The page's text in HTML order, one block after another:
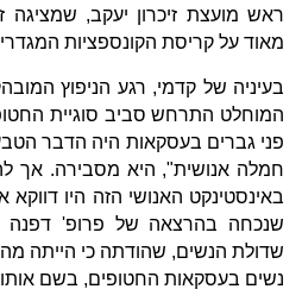
ראש מועצת זיכרון יעקב, שמציגה
מאוד על קריסת הקונספציות
בעיניה של קדמי, רגע הניפוץ
המוחלט התרחש סביב סוגיית
פני גברים בעסקאות היה הדבר
חמלה אנושית", היא מסבירה. אך
באינסטינקט האנושי הזה היו
שנכחה בהרצאה של פרופ'
שדולת הנשים, שהודתה כי הייתה
נשים בעסקאות החטופים, בשם אותו